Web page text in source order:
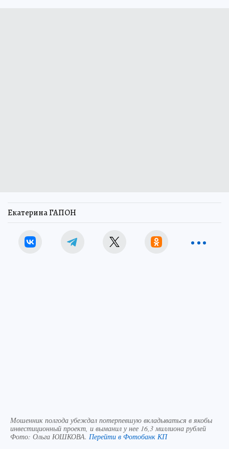
Екатерина ГАПОН
Мошенник полгода убеждал потерпевшую вкладываться в якобы
инвестиционный проект, и выманил у нее 16,3 миллиона рублей
Фото: Ольга ЮШКОВА. Перейти в Фотобанк КП